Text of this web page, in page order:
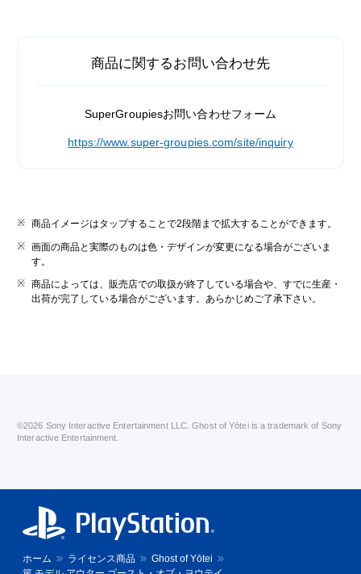
商品に関するお問い合わせ先
SuperGroupiesお問い合わせフォーム
https://www.super-groupies.com/site/inquiry
商品イメージはタップすることで2段階まで拡大することができます。
画面の商品と実際のものは色・デザインが変更になる場合がございま
す。
商品によっては、販売店での取扱が終了している場合や、すでに生産・
出荷が完了している場合がございます。あらかじめご了承下さい。
©2026 Sony Interactive Entertainment LLC. Ghost of Yōtei is a trademark of Sony
Interactive Entertainment.
ホーム ライセンス商品
Ghost of Yōtei